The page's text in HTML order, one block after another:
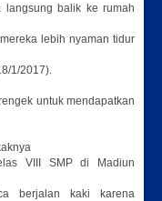
langsung balik ke rumah
lebih nyaman tidur
1/2017).
untuk mendapatkan
VIII SMP di Madiun
berjalan kaki karena